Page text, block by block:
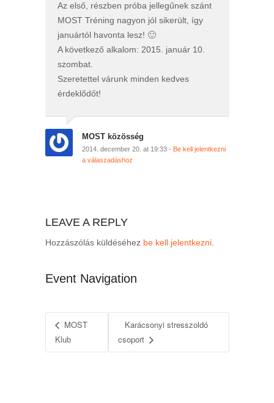
Az első, részben próba jellegűnek szánt
MOST Tréning nagyon jól sikerült, így
januártól havonta lesz! 🙂
A következő alkalom: 2015. január 10.
szombat.
Szeretettel várunk minden kedves
érdeklődőt!
MOST közösség
2014. december 20. at 19:33 - Be kell jelentkezni
a válaszadáshoz
LEAVE A REPLY
Hozzászólás küldéséhez be kell jelentkezni.
Event Navigation
MOST
Klub
Karácsonyi stresszoldó
csoport